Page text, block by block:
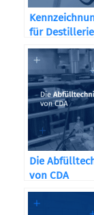
für
Weingüter
Brauereien
Die
von CDA